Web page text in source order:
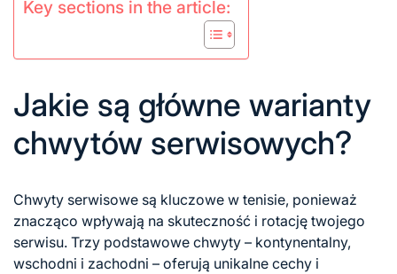
Key sections in the article:
Jakie są główne warianty
chwytów serwisowych?
Chwyty serwisowe są kluczowe w tenisie, ponieważ
znacząco wpływają na skuteczność i rotację twojego
serwisu. Trzy podstawowe chwyty – kontynentalny,
wschodni i zachodni – oferują unikalne cechy i